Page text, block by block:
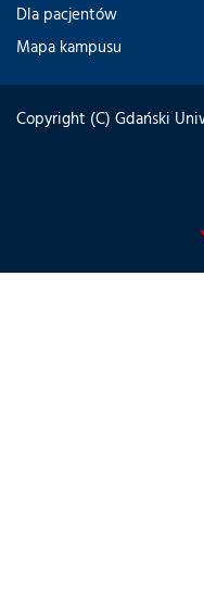
Dla pacjentów
Mapa kampusu
Copyright (C) Gdański